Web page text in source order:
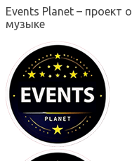
Events Planet – проект
музыке